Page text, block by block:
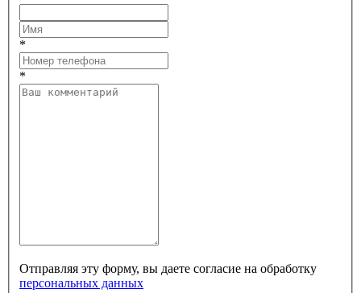
*
*
Отправляя эту форму, вы даете согласие на обработку
персональных данных